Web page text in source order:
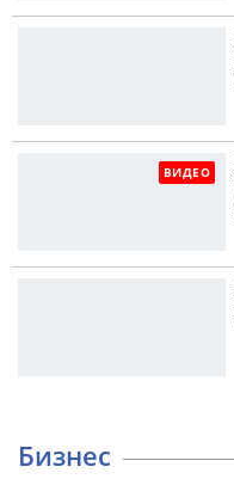
ВИДЕО
Бизнес